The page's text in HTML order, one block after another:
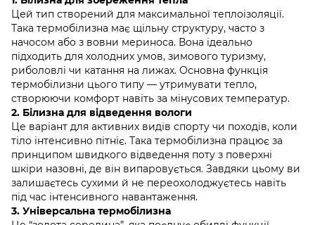
Цей тип створений для максимальної теплоізоляції.
Така термобілизна має щільну структуру, часто з
начосом або з вовни мериноса. Вона ідеально
підходить для холодних умов, зимового туризму,
риболовлі чи катання на лижах. Основна функція
термобілизни цього типу — утримувати тепло,
створюючи комфорт навіть за мінусових температур.
2. Білизна для відведення вологи
Це варіант для активних видів спорту чи походів, коли
тіло інтенсивно пітніє. Така термобілизна працює за
принципом швидкого відведення поту з поверхні
шкіри назовні, де він випаровується. Завдяки цьому ви
залишаєтесь сухими й не переохолоджуєтесь навіть
під час інтенсивного навантаження.
3. Універсальна термобілизна